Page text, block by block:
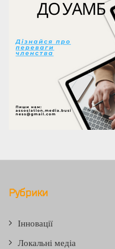
Рубрики
Інновації
Локальні медіа